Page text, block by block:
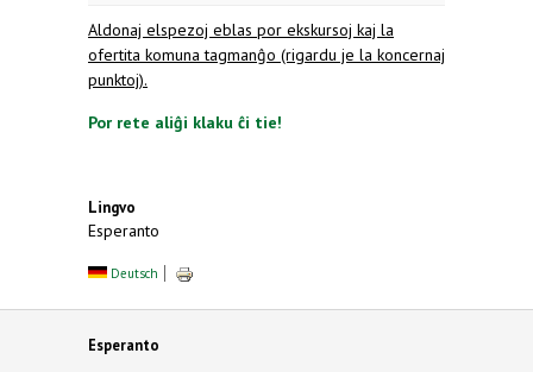
Aldonaj elspezoj eblas por ekskursoj kaj la
ofertita komuna tagmanĝo (rigardu je la koncernaj
punktoj).
Por rete aliĝi klaku ĉi tie!
Lingvo
Esperanto
Deutsch
Esperanto